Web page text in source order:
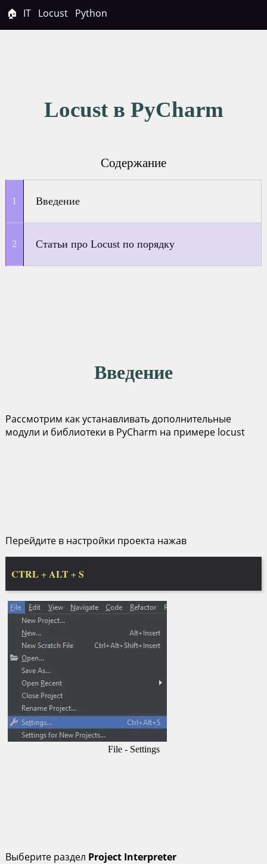
🏠 IT Locust Python
Locust в PyCharm
Содержание
Введение
Статьи про Locust по порядку
Введение
Рассмотрим как устанавливать дополнительные
модули и библиотеки в PyCharm на примере locust
Перейдите в настройки проекта нажав
CTRL +ALT+S
File - Settings
Выберите раздел Project Interpreter